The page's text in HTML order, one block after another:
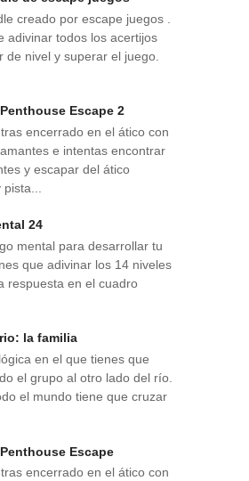
creado por escape juegos .
adivinar todos los acertijos
de nivel y superar el juego.
Escape 2
encerrado en el ático con
e intentas encontrar
y escapar del ático
24
mental para desarrollar tu
que adivinar los 14 niveles
respuesta en el cuadro
la familia
en el que tienes que
el grupo al otro lado del río.
el mundo tiene que cruzar
Escape
encerrado en el ático con